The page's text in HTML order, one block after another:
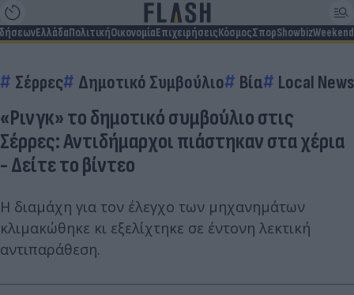
ΕλλάδαΠολιτικήΟικονομίαΕπιχειρήσειςΚόσμοςΣπορShowbizWeekend
Σέρρες Δημοτικό Συμβούλιο Βία Local News
«Ρινγκ» το δημοτικό συμβούλιο στις
Σέρρες: Αντιδήμαρχοι πιάστηκαν στα χέρια
- Δείτε το βίντεο
Η διαμάχη για τον έλεγχο των μηχανημάτων
κλιμακώθηκε κι εξελίχτηκε σε έντονη λεκτική
αντιπαράθεση.